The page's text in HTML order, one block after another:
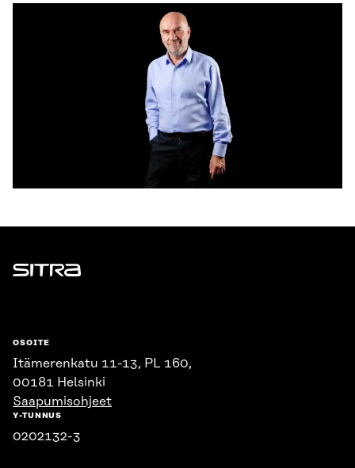
Sitra
OSOITE
Itämerenkatu 11-13, PL 160,
00181 Helsinki
Saapumisohjeet
Y-TUNNUS
0202132-3